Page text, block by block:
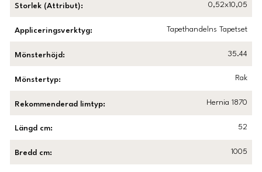
Storlek (Attribut): 0,52x10,05
Appliceringsverktyg: Tapethandelns Tapetset
Mönsterhöjd : 35.44
Mönstertyp: Rak
Rekommenderad limtyp: Hernia 1870
Längd cm: 52
Bredd cm: 1005